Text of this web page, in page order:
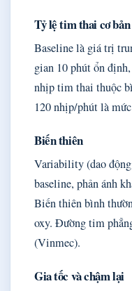
Tỷ lệ tim thai cơ bản
Baseline là giá trị
gian 10 phút ổn
nhịp tim thai thuộc
120 nhịp/phút là
Biến thiên
Variability (dao
baseline, phản ánh
Biến thiên bình
oxy. Đường tim
(Vinmec).
Gia tốc và chậm lại